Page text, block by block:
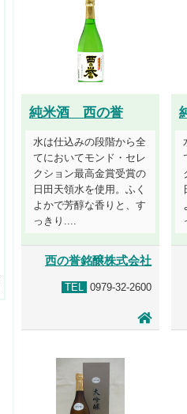
純米酒 西の誉
水は仕込みの段階から全
てにおいてモンド・セレ
クション最高金賞受賞の
日田天領水を使用。ふく
よかで芳醇な香りと、す
っきり....
西の誉銘醸株式会社
TEL 0979-32-2600